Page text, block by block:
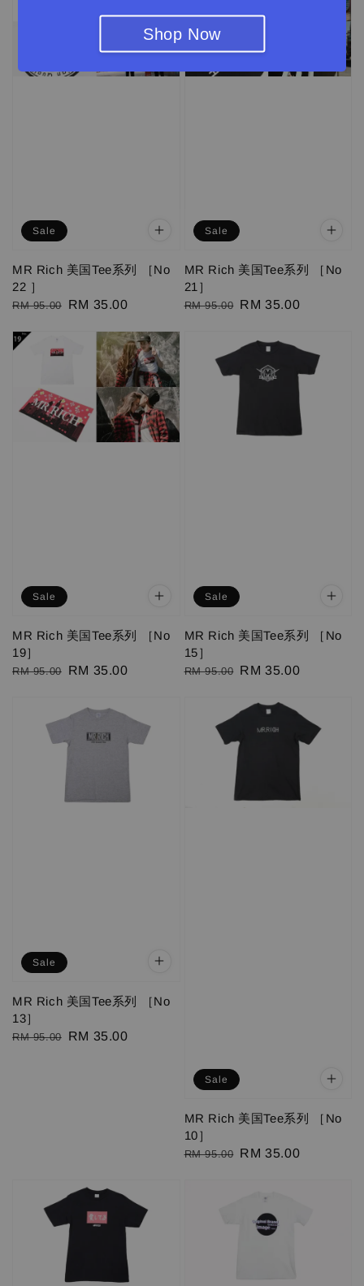
Shop Now
Sale
MR Rich 美国Tee系列 ［No
22 ］
Regular
RM 95.00
Sale
RM 35.00
Sale
MR Rich 美国Tee系列 ［No
21］
Regular
RM 95.00 Sale
RM 35.00
Sale
MR Rich 美国Tee系列 ［No
19］
Regular
RM 95.00
Sale
RM 35.00
Sale
MR Rich 美国Tee系列 ［No
15］
Regular
RM 95.00 Sale
RM 35.00
Sale
MR Rich 美国Tee系列 ［No
13］
Regular
RM 95.00
Sale
RM 35.00
Sale
MR Rich 美国Tee系列 ［No
10］
Regular
RM 95.00 Sale
RM 35.00